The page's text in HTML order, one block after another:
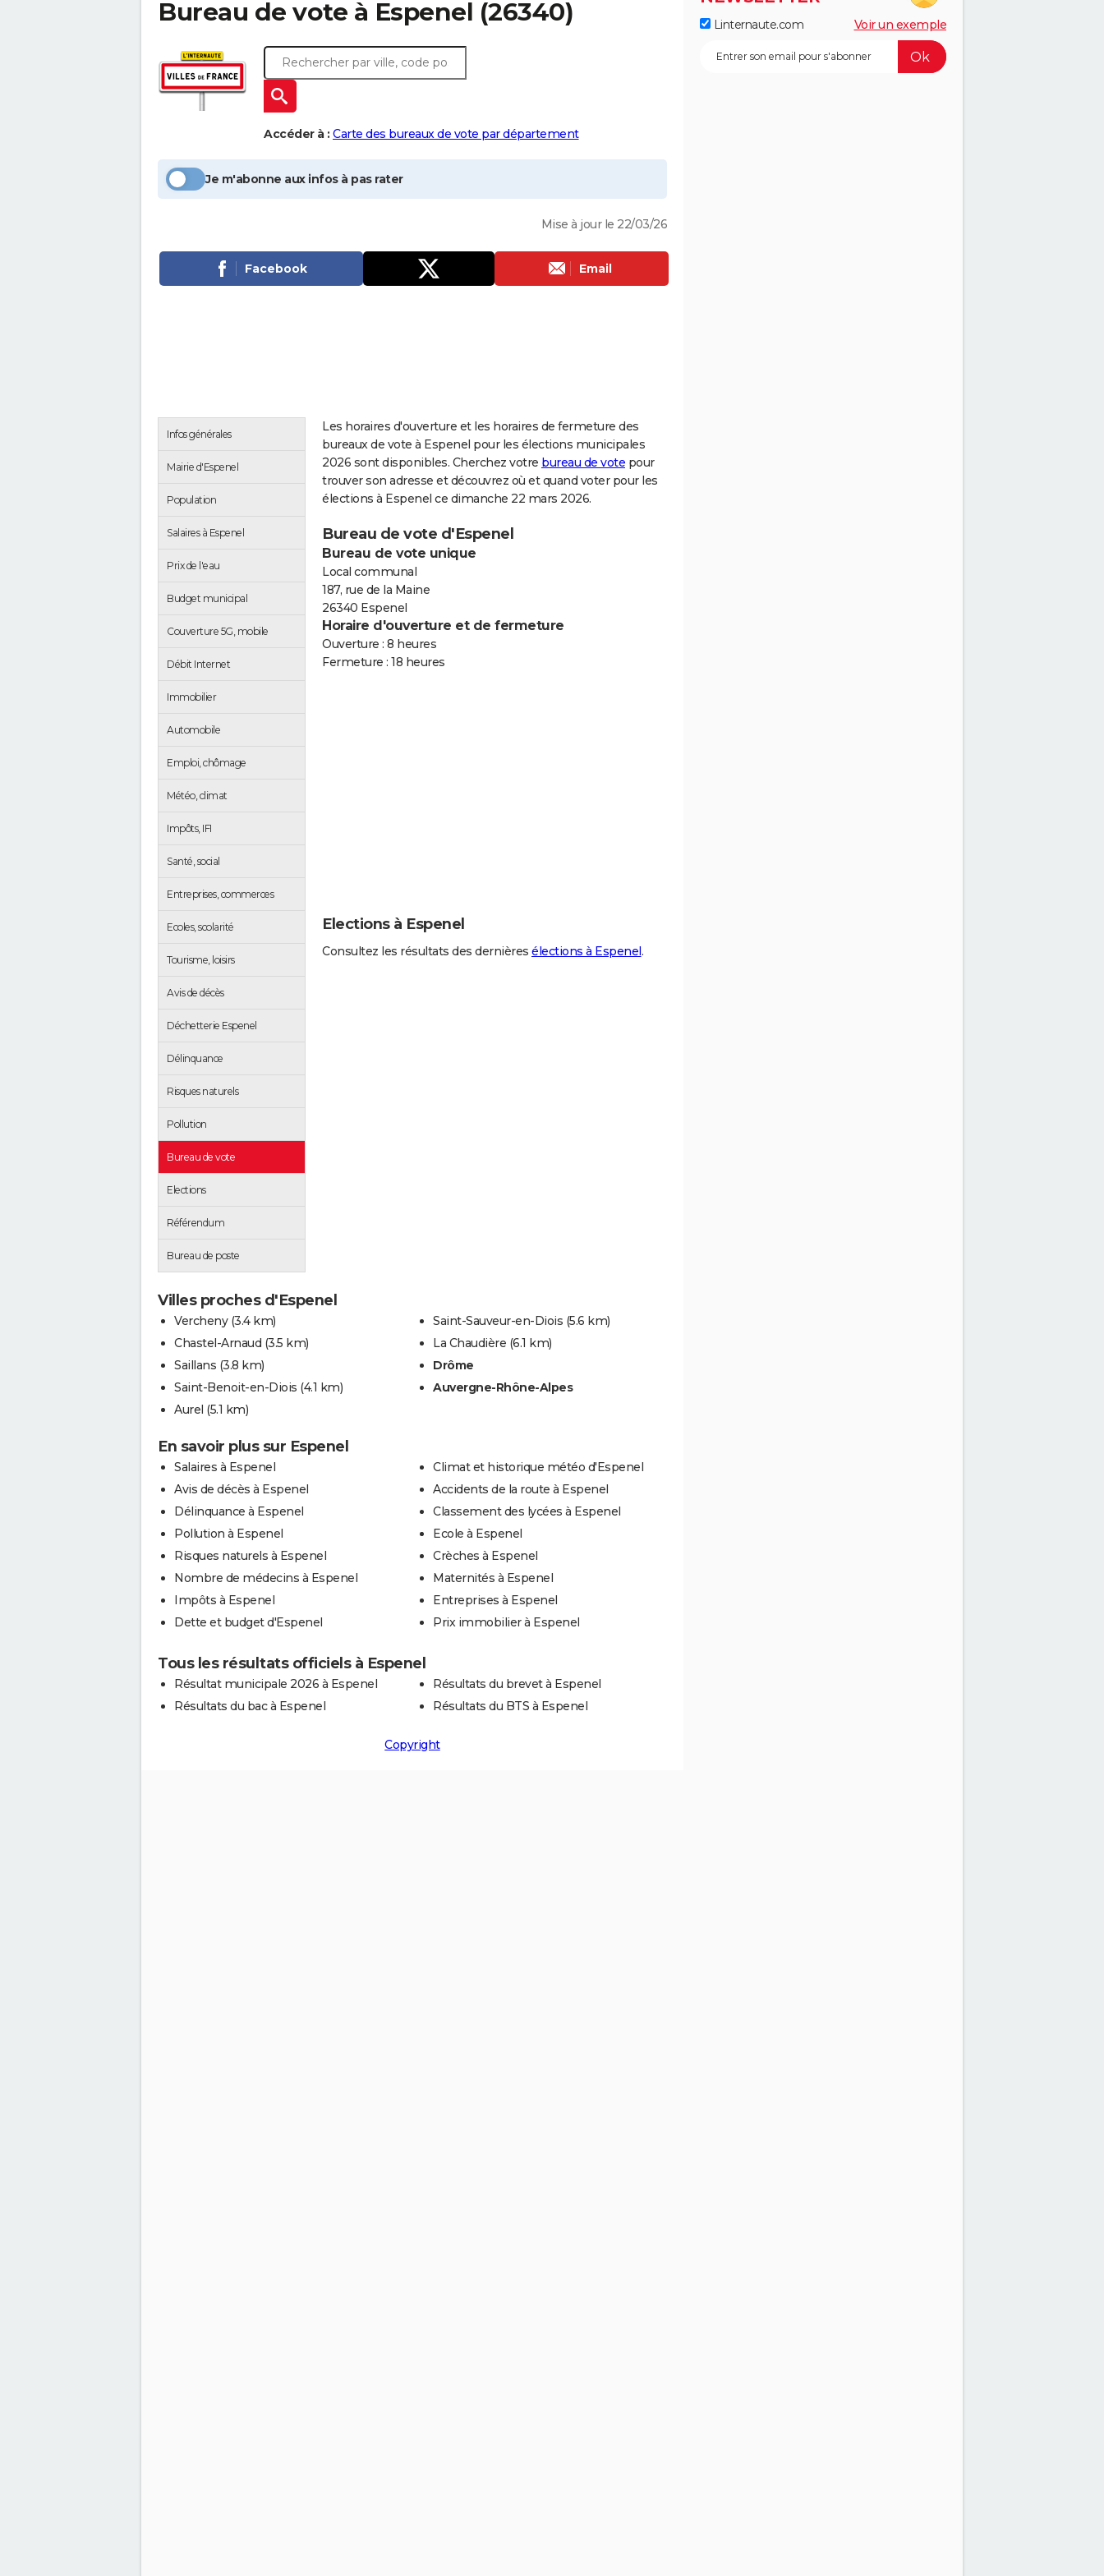
Bureau de vote à Espenel (26340)
Accéder à : Carte des bureaux de vote par département
Je m'abonne aux infos à pas rater
Mise à jour le 22/03/26
Facebook Email
Infos générales
Mairie d'Espenel
Population
Salaires à Espenel
Prix de l'eau
Budget municipal
Couverture 5G, mobile
Débit Internet
Immobilier
Automobile
Emploi, chômage
Météo, climat
Impôts, IFI
Santé, social
Entreprises, commerces
Ecoles, scolarité
Tourisme, loisirs
Avis de décès
Déchetterie Espenel
Délinquance
Risques naturels
Pollution
Bureau de vote
Elections
Référendum
Bureau de poste
Les horaires d'ouverture et les horaires de fermeture des
bureaux de vote à Espenel pour les élections municipales
2026 sont disponibles. Cherchez votre bureau de vote pour
trouver son adresse et découvrez où et quand voter pour les
élections à Espenel ce dimanche 22 mars 2026.
Bureau de vote d'Espenel
Bureau de vote unique
Local communal
187, rue de la Maine
26340 Espenel
Horaire d'ouverture et de fermeture
Ouverture : 8 heures
Fermeture : 18 heures
Elections à Espenel
Consultez les résultats des dernières élections à Espenel.
Villes proches d'Espenel
Vercheny (3.4 km)
Chastel-Arnaud (3.5 km)
Saillans (3.8 km)
Saint-Benoit-en-Diois (4.1 km)
Aurel (5.1 km)
Saint-Sauveur-en-Diois (5.6 km)
La Chaudière (6.1 km)
Drôme
Auvergne-Rhône-Alpes
En savoir plus sur Espenel
Salaires à Espenel
Avis de décès à Espenel
Délinquance à Espenel
Pollution à Espenel
Risques naturels à Espenel
Nombre de médecins à Espenel
Impôts à Espenel
Dette et budget d'Espenel
Climat et historique météo d'Espenel
Accidents de la route à Espenel
Classement des lycées à Espenel
Ecole à Espenel
Crèches à Espenel
Maternités à Espenel
Entreprises à Espenel
Prix immobilier à Espenel
Tous les résultats officiels à Espenel
Résultat municipale 2026 à Espenel
Résultats du bac à Espenel
Résultats du brevet à Espenel
Résultats du BTS à Espenel
Copyright
Linternaute.com Voir un exemple